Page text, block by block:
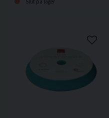
Slut på lager